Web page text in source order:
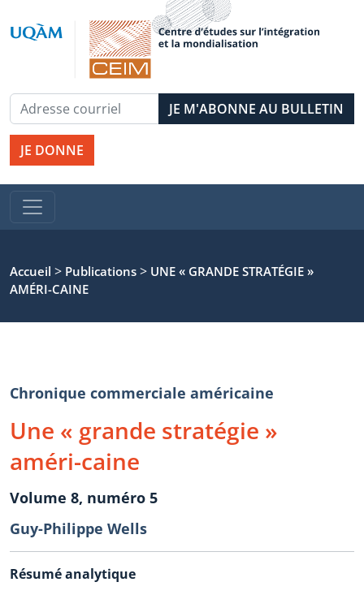
JE DONNE
Accueil > Publications > UNE « GRANDE STRATÉGIE »
AMÉRI-CAINE
Chronique commerciale américaine
Une « grande stratégie »
améri-caine
Volume 8, numéro 5
Guy-Philippe Wells
Résumé analytique